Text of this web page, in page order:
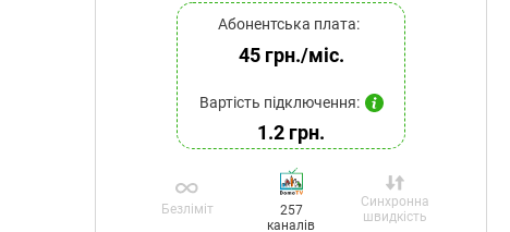
Абонентська плата:
45 грн./міс.
Вартість підключення:
1.2 грн.
Безліміт
257
каналів
Синхронна
швидкість